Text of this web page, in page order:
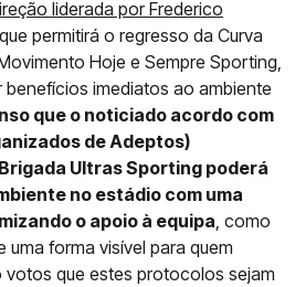
liderada por Frederico
, que permitirá o regresso da Curva
Hoje e Sempre Sporting,
imediatos ao ambiente
que o noticiado acordo com
de Adeptos)
Ultras Sporting poderá
no estádio com uma
o apoio à equipa , como
forma visível para quem
votos que estes protocolos sejam